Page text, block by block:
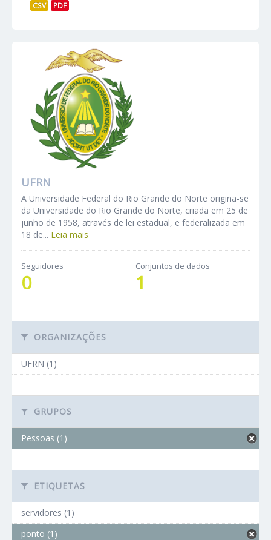
CSV PDF
UFRN
A Universidade Federal do Rio Grande do Norte origina-se
da Universidade do Rio Grande do Norte, criada em 25 de
junho de 1958, através de lei estadual, e federalizada em
18 de... Leia mais
Seguidores
0
Conjuntos de dados
1
ORGANIZAÇÕES
UFRN (1)
GRUPOS
Pessoas (1)
ETIQUETAS
servidores (1)
ponto (1)